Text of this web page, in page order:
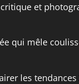
et
qui mêle
les tendances